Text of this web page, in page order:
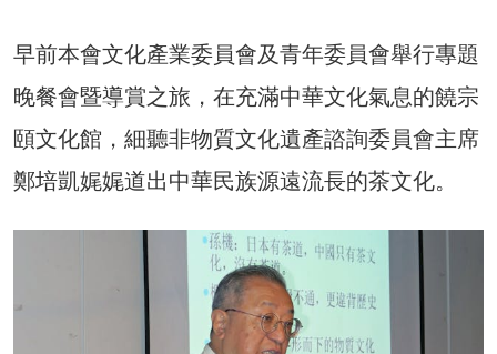
早前本會文化產業委員會及青年委員會舉行專題
晚餐會暨導賞之旅，在充滿中華文化氣息的饒宗
頤文化館，細聽非物質文化遺產諮詢委員會主席
鄭培凱娓娓道出中華民族源遠流長的茶文化。